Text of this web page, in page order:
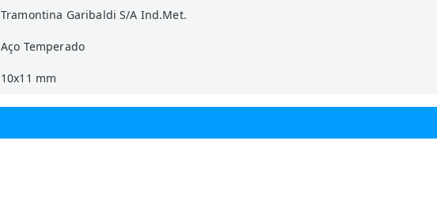
Tramontina Garibaldi S/A Ind.Met.
Aço Temperado
10x11 mm